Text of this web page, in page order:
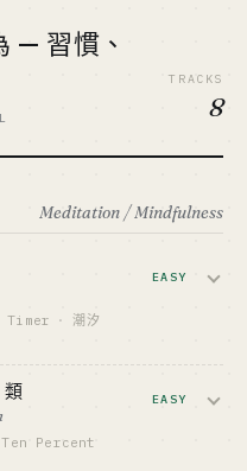
— 習慣、
TRACKS
8
Meditation / Mindfulness
·
潮汐
併占走頭
基督徒、兒
EASY
類
Ten Percent
EASY